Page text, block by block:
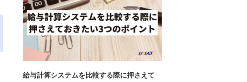
給与計算システムを比較する際に押さえて